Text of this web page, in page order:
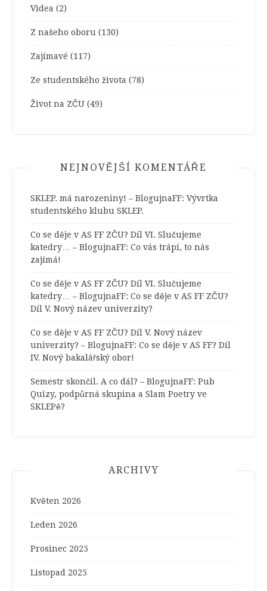
Videa (2)
Z našeho oboru (130)
Zajímavé (117)
Ze studentského života (78)
Život na ZČU (49)
NEJNOVĚJŠÍ KOMENTÁŘE
SKLEP. má narozeniny! – BlogujnaFF: Vývrtka
studentského klubu SKLEP.
Co se děje v AS FF ZČU? Díl VI. Slučujeme
katedry… – BlogujnaFF: Co vás trápí, to nás
zajímá!
Co se děje v AS FF ZČU? Díl VI. Slučujeme
katedry… – BlogujnaFF: Co se děje v AS FF ZČU?
Díl V. Nový název univerzity?
Co se děje v AS FF ZČU? Díl V. Nový název
univerzity? – BlogujnaFF: Co se děje v AS FF? Díl
IV. Nový bakalářský obor!
Semestr skončil. A co dál? – BlogujnaFF: Pub
Quizy, podpůrná skupina a Slam Poetry ve
SKLEPě?
ARCHIVY
Květen 2026
Leden 2026
Prosinec 2025
Listopad 2025